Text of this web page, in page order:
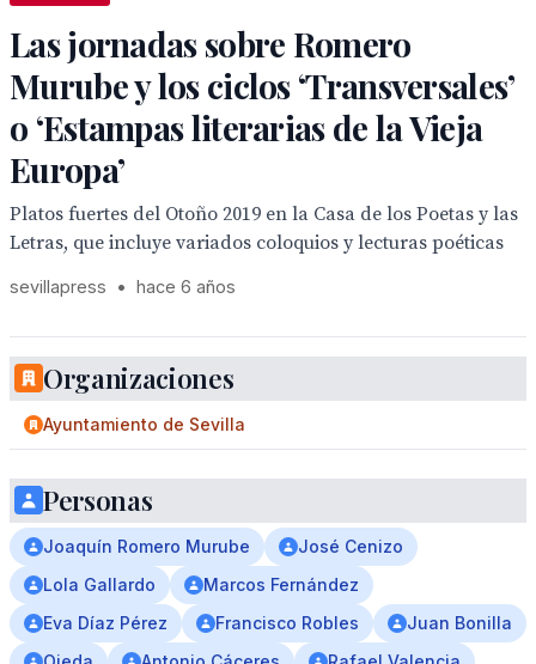
Las jornadas sobre Romero
Murube y los ciclos ‘Transversales’
o ‘Estampas literarias de la Vieja
Europa’
Platos fuertes del Otoño 2019 en la Casa de los Poetas y las
Letras, que incluye variados coloquios y lecturas poéticas
sevillapress • hace 6 años
Organizaciones
Ayuntamiento de Sevilla
Personas
Joaquín Romero Murube
José Cenizo
Lola Gallardo
Marcos Fernández
Eva Díaz Pérez
Francisco Robles
Juan Bonilla